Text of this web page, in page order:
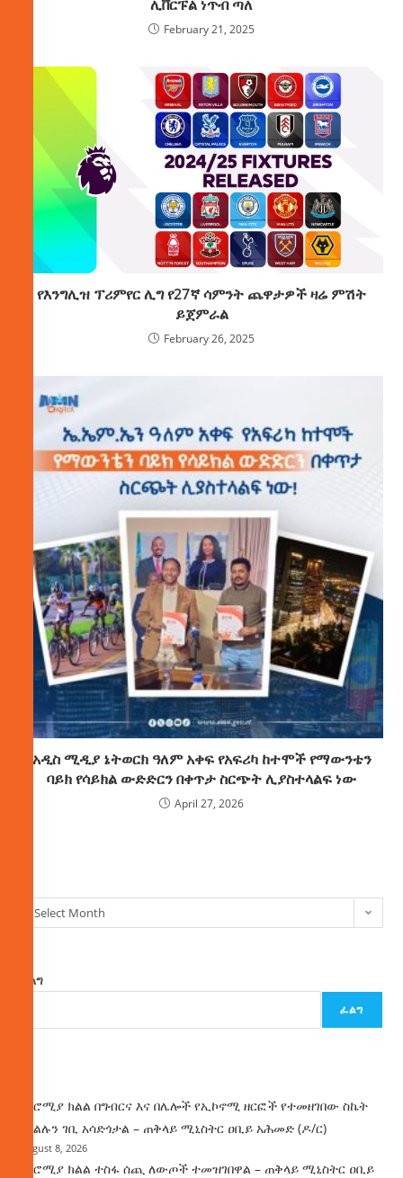
ሊቨርፑል ነጥብ ጣለ
February 21, 2025
የእንግሊዝ ፕሪምየር ሊግ የ27ኛ ሳምንት ጨዋታዎች ዛሬ ምሽት
ይጀምራል
February 26, 2025
አዲስ ሚዲያ ኔትወርክ ዓለም አቀፍ የአፍሪካ ከተሞች የማውንቴን
ባይክ የሳይክል ውድድርን በቀጥታ ስርጭት ሊያስተላልፍ ነው
April 27, 2026
Select Month
ፈልግ
ፈልግ
በኦሮሚያ ክልል በግብርና እና በሌሎች የኢኮኖሚ ዘርፎች የተመዘገበው ስኬት
የክልሉን ገቢ አሳድጎታል – ጠቅላይ ሚኒስትር ዐቢይ አሕመድ (ዶ/ር)
August 8, 2026
በኦሮሚያ ክልል ተስፋ ሰጪ ለውጦች ተመዝገበዋል – ጠቅላይ ሚኒስትር ዐቢይ